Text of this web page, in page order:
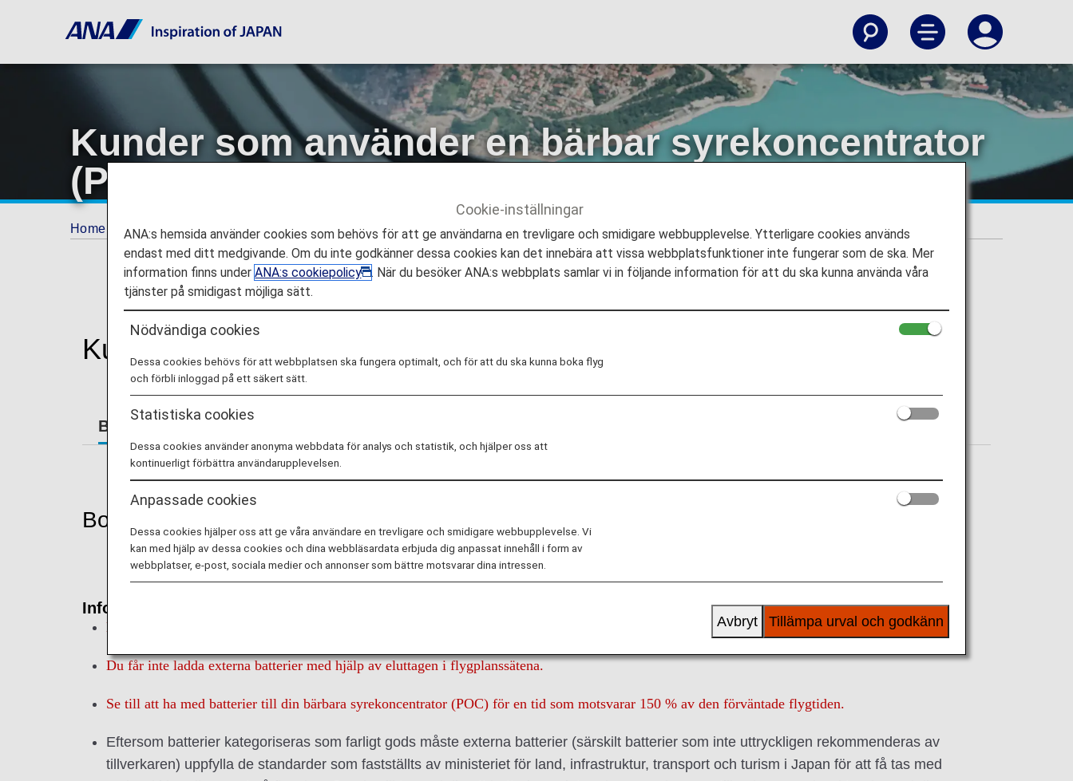
Kunder som använder en bärbar syrekoncentrator
(POC)
Home Reseinformation SÄRSKILD ASSISTANS Kunder med medicinska krav Kunder som använder en bärbar syrekoncentrator (POC)
Kunder som använder en bärbar syrekoncentrator (POC)
Bokningar
Bokningar
Information
Du får inte använda eluttagen i flygplanssätena eftersom de uttagen inte ger ett stabilt elflöde.
Du får inte ladda externa batterier med hjälp av eluttagen i flygplanssätena.
Se till att ha med batterier till din bärbara syrekoncentrator (POC) för en tid som motsvarar 150 % av den förväntade flygtiden.
Eftersom batterier kategoriseras som farligt gods måste externa batterier (särskilt batterier som inte uttryckligen rekommenderas av
tillverkaren) uppfylla de standarder som fastställts av ministeriet för land, infrastruktur, transport och turism i Japan för att få tas med
Cookie-inställningar
ANA:s hemsida använder cookies som behövs för att ge användarna en trevligare och smidigare webbupplevelse. Ytterligare cookies används
endast med ditt medgivande. Om du inte godkänner dessa cookies kan det innebära att vissa webbplatsfunktioner inte fungerar som de ska. Mer
information finns underANA:s cookiepolicy
. När du besöker ANA:s webbplats samlar vi in följande information för att du ska kunna använda våra
tjänster på smidigast möjliga sätt.
Nödvändiga cookies
Dessa cookies behövs för att webbplatsen ska fungera optimalt, och för att du ska kunna boka flyg
och förbli inloggad på ett säkert sätt.
Statistiska cookies
Dessa cookies använder anonyma webbdata för analys och statistik, och hjälper oss att
kontinuerligt förbättra användarupplevelsen.
Anpassade cookies
Dessa cookies hjälper oss att ge våra användare en trevligare och smidigare webbupplevelse. Vi
kan med hjälp av dessa cookies och dina webbläsardata erbjuda dig anpassat innehåll i form av
webbplatser, e-post, sociala medier och annonser som bättre motsvarar dina intressen.
Tillämpa urval och godkänn
Avbryt